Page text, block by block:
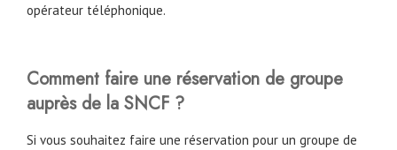
opérateur téléphonique.
Comment faire une réservation de groupe
auprès de la SNCF ?
Si vous souhaitez faire une réservation pour un groupe de